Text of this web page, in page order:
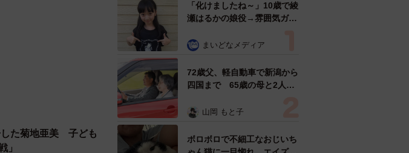
した菊地亜美 子ども
」
「化けましたね～」10歳で綾
瀬はるかの娘役→雰囲気ガラ
雰囲気が」「宝塚に入れそ
まいどなメディア
72歳父、軽自動車で新潟から
四国まで 65歳の母と2人で
憩まで分刻み… 「大学生で
山岡 もと子
ボロボロで不細工なおじいち